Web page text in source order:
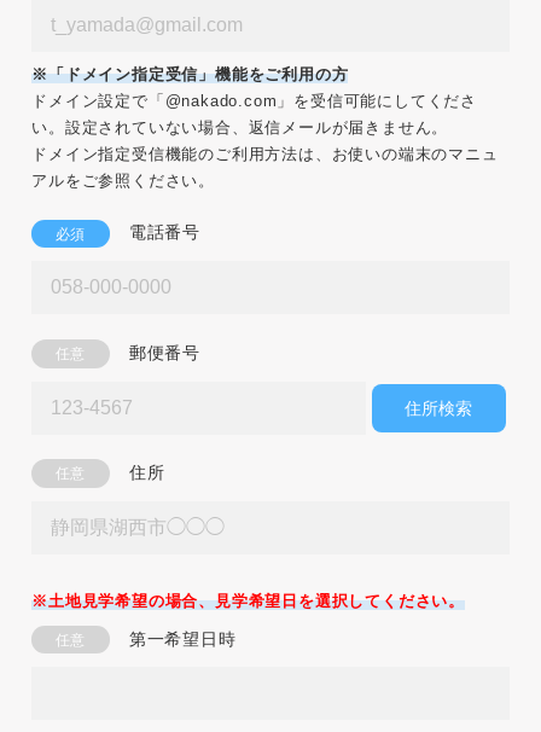
※「ドメイン指定受信」機能をご利用の方
ドメイン設定で「@nakado.com」を受信可能にしてくださ
い。設定されていない場合、返信メールが届きません。
ドメイン指定受信機能のご利用方法は、お使いの端末のマニュ
アルをご参照ください。
必須 電話番号
任意 郵便番号
住所検索
任意 住所
※土地見学希望の場合、見学希望日を選択してください。
任意 第一希望日時